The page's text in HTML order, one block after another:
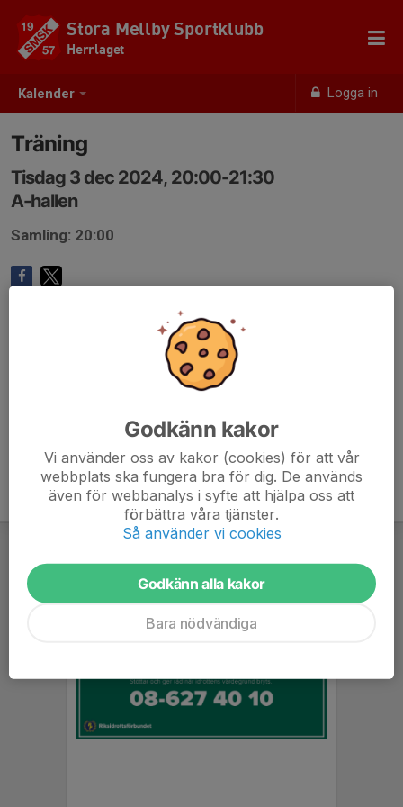
Kalender Logga in
Stora Mellby Sportklubb
Herrlaget
Träning
Tisdag 3 dec 2024, 20:00-21:30
A-hallen
Samling: 20:00
Godkänn kakor
Vi använder oss av kakor (cookies) för att vår
webbplats ska fungera bra för dig. De används
även för webbanalys i syfte att hjälpa oss att
förbättra våra tjänster.
Så använder vi cookies
Godkänn alla kakor
Bara nödvändiga